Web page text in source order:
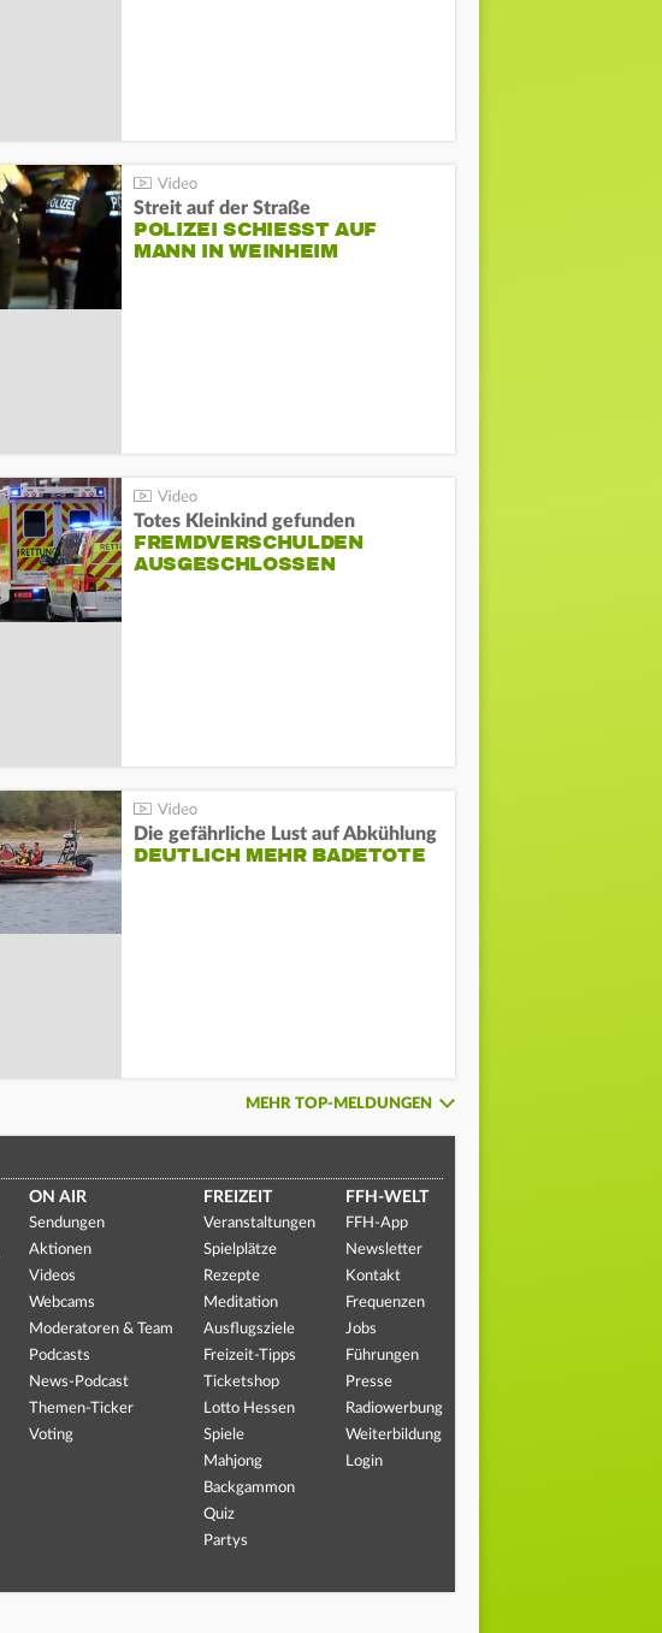
Streit auf der Straße
POLIZEI SCHIESST AUF M
ANN IN WEINHEIM
Totes Kleinkind gefunden
FREMDVERSCHULDEN
AUSGESCHLOSSEN
Die gefährliche Lust auf Abkühlung
DEUTLICH MEHR BADETOTE
MEHR TOP-MELDUNGEN
ON AIR
Sendungen
Aktionen
Videos
Webcams
Moderatoren & Team
Podcasts
News-Podcast
Themen-Ticker
Voting
FREIZEIT
Veranstaltungen
Spielplätze
Rezepte
Meditation
Ausflugsziele
Freizeit-Tipps
Ticketshop
Lotto Hessen
Spiele
Mahjong
Backgammon
Quiz
Partys
FFH-WELT
FFH-App
Newsletter
Kontakt
Frequenzen
Jobs
Führungen
Presse
Radiowerbung
Weiterbildung
Login